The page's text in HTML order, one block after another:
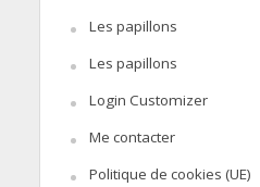
Les papillons
Les papillons
Login Customizer
Me contacter
Politique de cookies (UE)